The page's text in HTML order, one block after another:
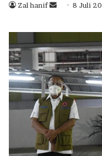
Zal hanif
n
d
a
n
e
m
i
8 Juli